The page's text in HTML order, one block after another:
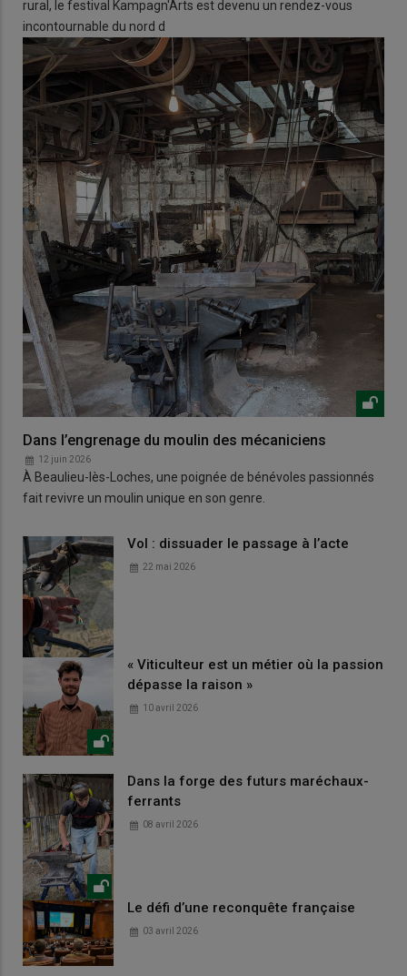
rural, le festival Kampagn'Arts est devenu un rendez-vous
incontournable du nord d
Dans l’engrenage du moulin des mécaniciens
12 juin 2026
À Beaulieu-lès-Loches, une poignée de bénévoles passionnés
fait revivre un moulin unique en son genre.
Vol : dissuader le passage à l’acte
22 mai 2026
« Viticulteur est un métier où la passion
dépasse la raison »
10 avril 2026
Dans la forge des futurs maréchaux-
ferrants
08 avril 2026
Le défi d’une reconquête française
03 avril 2026